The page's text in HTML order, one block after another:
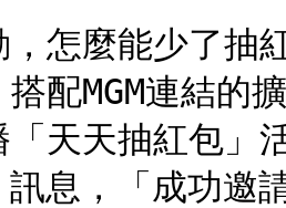
怎麼能少了抽
配MGM連結的
天天抽紅包」
息，「成功邀